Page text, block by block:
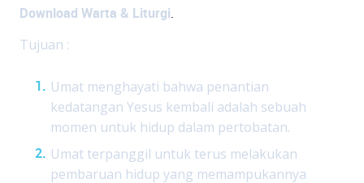
Download Warta & Liturgi.
Tujuan :
Umat menghayati bahwa penantian
kedatangan Yesus kembali adalah sebuah
momen untuk hidup dalam pertobatan.
Umat terpanggil untuk terus melakukan
pembaruan hidup yang memampukannya